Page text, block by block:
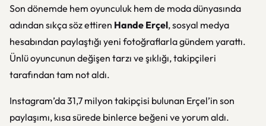
Son dönemde hem oyunculuk hem de moda dünyasında
adından sıkça söz ettiren Hande Erçel, sosyal medya
hesabından paylaştığı yeni fotoğraflarla gündem yarattı.
Ünlü oyuncunun değişen tarzı ve şıklığı, takipçileri
tarafından tam not aldı.
Instagram’da 31,7 milyon takipçisi bulunan Erçel’in son
paylaşımı, kısa sürede binlerce beğeni ve yorum aldı.